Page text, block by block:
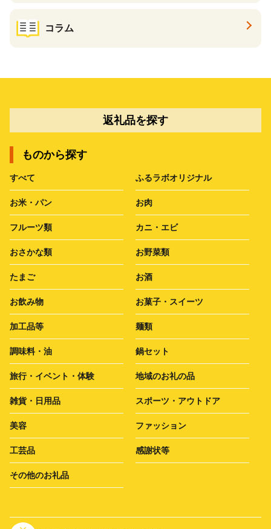
コラム
返礼品を探す
ものから探す
すべて ふるラボオリジナル
お米・パン お肉
フルーツ類 カニ・エビ
おさかな類 お野菜類
たまご お酒
お飲み物 お菓子・スイーツ
加工品等 麺類
調味料・油 鍋セット
旅行・イベント・体験 地域のお礼の品
雑貨・日用品 スポーツ・アウトドア
美容 ファッション
工芸品 感謝状等
その他のお礼品